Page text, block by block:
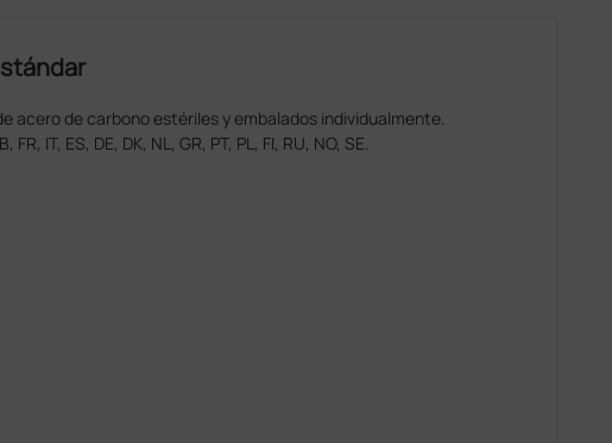
acero de carbono estériles y embalados individualmente.
IT, ES, DE, DK, NL, GR, PT, PL, FI, RU, NO, SE.